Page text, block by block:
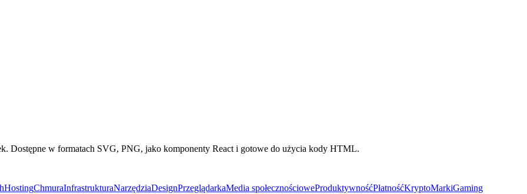
Dostępne w formatach SVG, PNG, jako komponenty React i gotowe do użycia kody HTML.
HostingChmuraInfrastrukturaNarzędziaDesignPrzeglądarkaMedia społecznościoweProduktywnośćPłatnośćKryptoMarkiGaming